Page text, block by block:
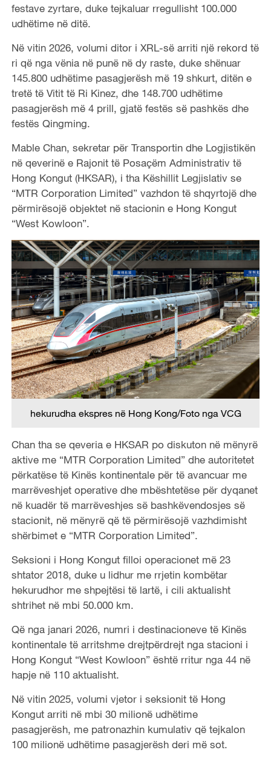
festave zyrtare, duke tejkaluar rregullisht 100.000
udhëtime në ditë.
Në vitin 2026, volumi ditor i XRL-së arriti një rekord të
ri që nga vënia në punë në dy raste, duke shënuar
145.800 udhëtime pasagjerësh më 19 shkurt, ditën e
tretë të Vitit të Ri Kinez, dhe 148.700 udhëtime
pasagjerësh më 4 prill, gjatë festës së pashkës dhe
festës Qingming.
Mable Chan, sekretar për Transportin dhe Logjistikën
në qeverinë e Rajonit të Posaçëm Administrativ të
Hong Kongut (HKSAR), i tha Këshillit Legjislativ se
“MTR Corporation Limited” vazhdon të shqyrtojë dhe
përmirësojë objektet në stacionin e Hong Kongut
“West Kowloon”.
hekurudha ekspres në Hong Kong/Foto nga VCG
Chan tha se qeveria e HKSAR po diskuton në mënyrë
aktive me “MTR Corporation Limited” dhe autoritetet
përkatëse të Kinës kontinentale për të avancuar me
marrëveshjet operative dhe mbështetëse për dyqanet
në kuadër të marrëveshjes së bashkëvendosjes së
stacionit, në mënyrë që të përmirësojë vazhdimisht
shërbimet e “MTR Corporation Limited”.
Seksioni i Hong Kongut filloi operacionet më 23
shtator 2018, duke u lidhur me rrjetin kombëtar
hekurudhor me shpejtësi të lartë, i cili aktualisht
shtrihet në mbi 50.000 km.
Që nga janari 2026, numri i destinacioneve të Kinës
kontinentale të arritshme drejtpërdrejt nga stacioni i
Hong Kongut “West Kowloon” është rritur nga 44 në
hapje në 110 aktualisht.
Në vitin 2025, volumi vjetor i seksionit të Hong
Kongut arriti në mbi 30 milionë udhëtime
pasagjerësh, me patronazhin kumulativ që tejkalon
100 milionë udhëtime pasagjerësh deri më sot.